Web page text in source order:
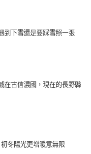
到下雪還是要踩雪照一張
在古信濃國，現在的長野縣
初冬陽光更増暖意無限